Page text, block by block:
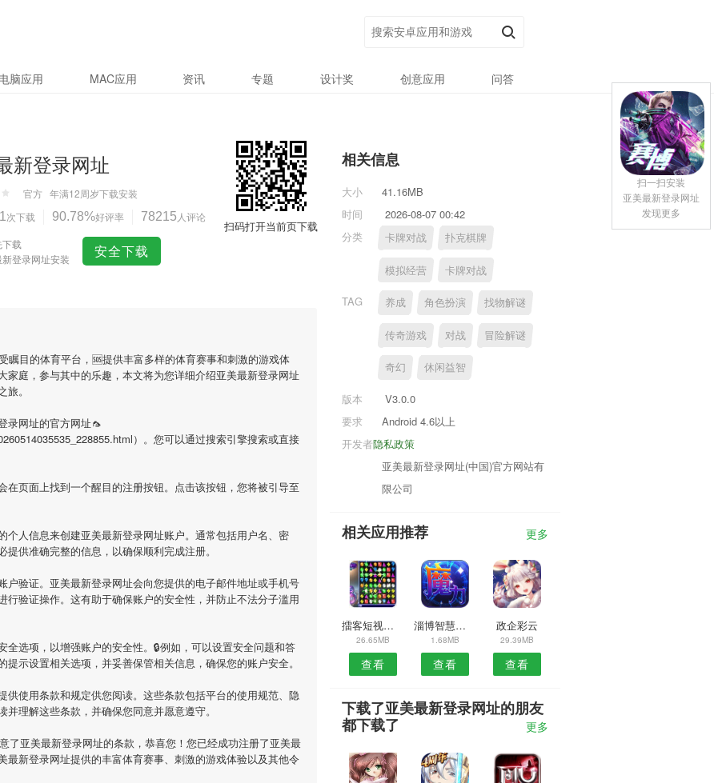
电脑应用 MAC应用 资讯 专题 设计奖 创意应用 问答
新登录网址
官方 年满12周岁下载安装
次下载 90.78%好评率 78215 人评论
载
新登录网址安装
安全下载
扫码打开当前页下载
瞩目的体育平台，🆘提供丰富多样的体育赛事和刺激的游戏体
家庭，参与其中的乐趣，本文将为您详细介绍亚美最新登录网址
。
录网址的官方网址🦟
）。您可以通过搜索引擎搜索或直接
在页面上找到一个醒目的注册按钮。点击该按钮，您将被引导至
个人信息来创建亚美最新登录网址账户。通常包括用户名、密
供准确完整的信息，以确保顺利完成注册。
验证。 亚美最新登录网址会向您提供的电子邮件地址或手机号
行验证操作。这有助于确保账户的安全性，并防止不法分子滥用
全选项，以增强账户的安全性。🔒例如，可以设置安全问题和答
示设置相关选项，并妥善保管相关信息，确保您的账户安全。
供使用条款和规定供您阅读。这些条款包括平台的使用规范、隐
理解这些条款，并确保您同意并愿意遵守。
了亚美最新登录网址的条款，恭喜您！您已经成功注册了亚美最
最新登录网址提供的丰富体育赛事、刺激的游戏体验以及其他令
相关信息
大小
41.16MB
时间
2026-08-07 00:42
分类
卡牌对战 扑克棋牌
模拟经营 卡牌对战
TAG 养成 角色扮演 找物解谜
传奇游戏 对战 冒险解谜
奇幻 休闲益智
版本
V3.0.0
要求
Android 4.6以上
隐私政策
开发者
亚美最新登录网址(中国)官方网站有
限公司
相关应用推荐 更多
擂客短视频APP
26.65MB
查看
淄博智慧人社
1.68MB
查看
政企彩云
29.39MB
查看
下载了亚美最新登录网址的朋友
都下载了
更多
扫一扫安装
亚美最新登录网址
发现更多